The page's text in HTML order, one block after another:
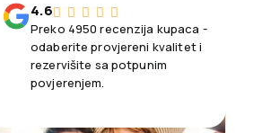
4.6
Preko 4950 recenzija kupaca -
odaberite provjereni kvalitet i
rezervišite sa potpunim
povjerenjem.